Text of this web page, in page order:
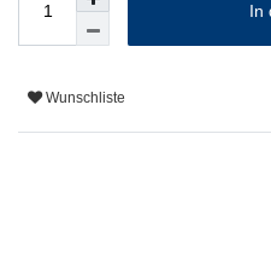
In
Wunschliste